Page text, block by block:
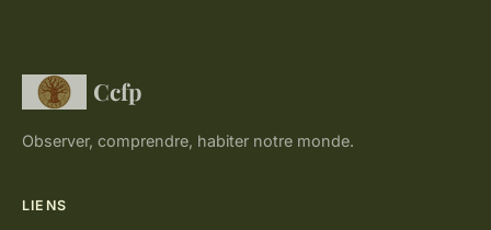
Ccfp
Observer, comprendre, habiter notre monde.
LIENS